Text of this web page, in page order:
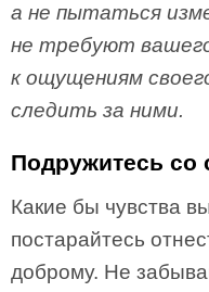
а не пытаться
не требуют
к ощущениям
следить за ними.
Подружитесь со
Какие бы чувства
постарайтесь
доброму. Не